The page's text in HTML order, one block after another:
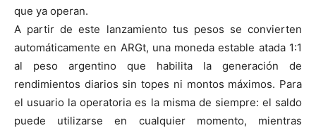
que ya operan.
A partir de este lanzamiento tus pesos se convierten
automáticamente en ARGt, una moneda estable atada 1:1
al peso argentino que habilita la generación de
rendimientos diarios sin topes ni montos máximos. Para
el usuario la operatoria es la misma de siempre: el saldo
puede utilizarse en cualquier momento, mientras